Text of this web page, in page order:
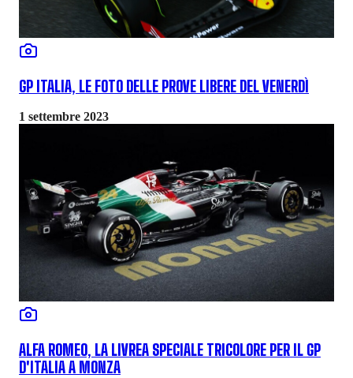
GP ITALIA, LE FOTO DELLE PROVE LIBERE DEL VENERDÌ
1 settembre 2023
ALFA ROMEO, LA LIVREA SPECIALE TRICOLORE PER IL GP
D'ITALIA A MONZA